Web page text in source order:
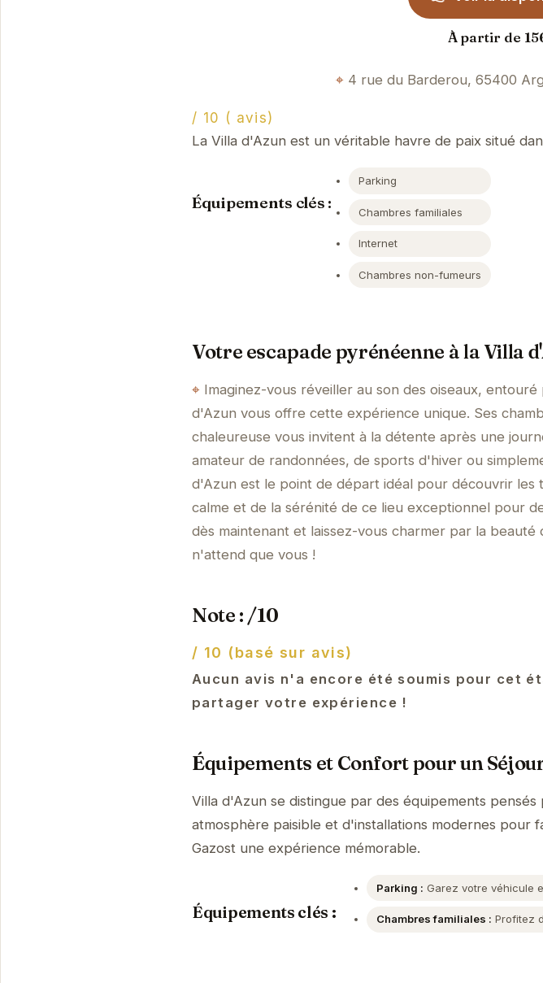
À partir de
4 rue du Barderou, 65400
/ 10 ( avis)
La Villa d'Azun est un véritable havre de paix situé
Équipements clés :
Parking
Chambres familiales
Internet
Chambres non-fumeurs
Votre escapade pyrénéenne à la Villa
Imaginez-vous réveiller au son des oiseaux,
d'Azun vous offre cette expérience unique. Ses
chaleureuse vous invitent à la détente après une
amateur de randonnées, de sports d'hiver ou
d'Azun est le point de départ idéal pour découvrir les
calme et de la sérénité de ce lieu exceptionnel pour
dès maintenant et laissez-vous charmer par la beauté
n'attend que vous !
Note : /10
/ 10 (basé sur avis)
Aucun avis n'a encore été soumis pour cet
partager votre expérience !
Équipements et Confort pour un
Villa d'Azun se distingue par des équipements
atmosphère paisible et d'installations modernes pour
Gazost une expérience mémorable.
Équipements clés :
Parking : Garez votre véhicule
Chambres familiales : Profitez